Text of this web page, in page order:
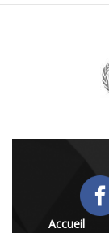
Accueil